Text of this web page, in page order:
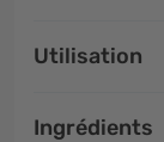
Utilisation
Ingrédients